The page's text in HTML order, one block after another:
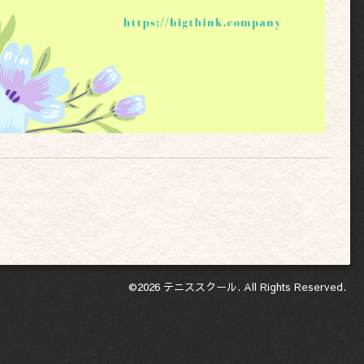
©2026 テニススクール. All Rights Reserved.